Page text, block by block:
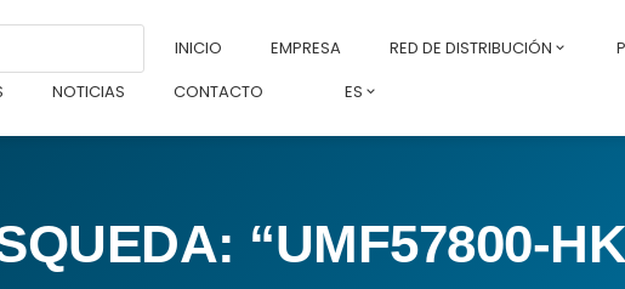
INICIO EMPRESA RED DE DISTRIBUCIÓN
NOTICIAS CONTACTO ES
“UMF57800-